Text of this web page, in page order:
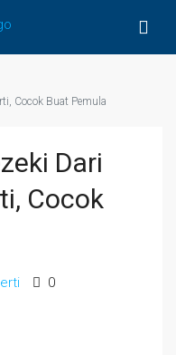
Cocok Buat Pemula
Dari
Cocok
0